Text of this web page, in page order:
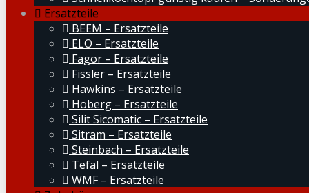
Ersatzteile
BEEM – Ersatzteile
ELO – Ersatzteile
Fagor – Ersatzteile
Fissler – Ersatzteile
Hawkins – Ersatzteile
Hoberg – Ersatzteile
Silit Sicomatic – Ersatzteile
Sitram – Ersatzteile
Steinbach – Ersatzteile
Tefal – Ersatzteile
WMF – Ersatzteile